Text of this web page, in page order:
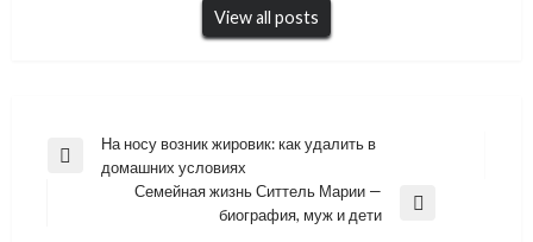
View all posts
Навигация
Previous
На носу возник жировик: как удалить в
домашних условиях
Семейная жизнь Ситтель Марии —
биография, муж и дети